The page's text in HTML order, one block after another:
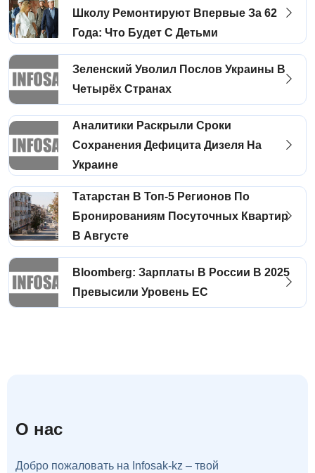
Школу Ремонтируют Впервые За 62
Года: Что Будет С Детьми
Зеленский Уволил Послов Украины В
Четырёх Странах
Аналитики Раскрыли Сроки
Сохранения Дефицита Дизеля На
Украине
Татарстан В Топ-5 Регионов По
Бронированиям Посуточных Квартир
В Августе
Bloomberg: Зарплаты В России В 2025
Превысили Уровень ЕС
О нас
Добро пожаловать на Infosak-kz – твой